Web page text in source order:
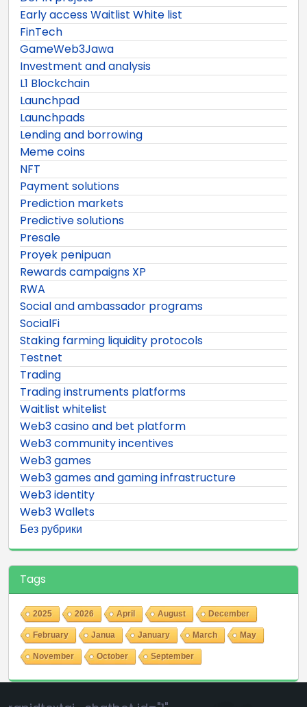
Early access Waitlist White list
FinTech
GameWeb3Jawa
Investment and analysis
L1 Blockchain
Launchpad
Launchpads
Lending and borrowing
Meme coins
NFT
Payment solutions
Prediction markets
Predictive solutions
Presale
Proyek penipuan
Rewards campaigns XP
RWA
Social and ambassador programs
SocialFi
Staking farming liquidity protocols
Testnet
Trading
Trading instruments platforms
Waitlist whitelist
Web3 casino and bet platform
Web3 community incentives
Web3 games
Web3 games and gaming infrastructure
Web3 identity
Web3 Wallets
Без рубрики
Tags
2025 2026 April August December
February Janua January March May
November October September